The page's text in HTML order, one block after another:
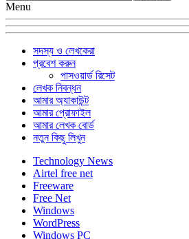
Menu
সদস্য ও লেখকেরা
প্রবেশ করুন
পাসওয়ার্ড রিসেট
লেখক নিবন্ধন
আমার অ্যাকাউন্ট
আমার প্রোফাইল
আমার লেখক বোর্ড
নতুন কিছু লিখুন
Technology News
Airtel free net
Freeware
Free Net
Windows
WordPress
Windows PC